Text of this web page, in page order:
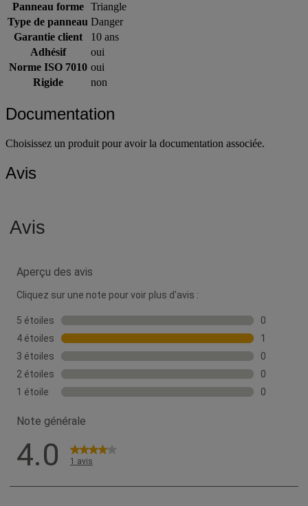
Panneau forme
Triangle
Type de panneau Danger
Garantie client
10 ans
Adhésif
oui
Norme ISO 7010 oui
Rigide
non
Documentation
Choisissez un produit pour avoir la documentation associée.
Avis